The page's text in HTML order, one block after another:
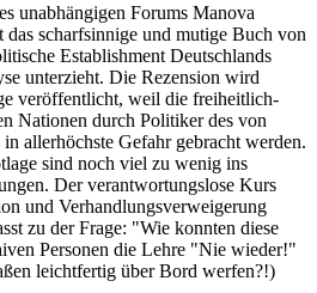
unabhängigen Forums Manova
das scharfsinnige und mutige Buch von
Establishment Deutschlands
unterzieht. Die Rezension wird
veröffentlicht, weil die freiheitlich-
Nationen durch Politiker des von
allerhöchste Gefahr gebracht werden.
sind noch viel zu wenig ins
Der verantwortungslose Kurs
und Verhandlungsverweigerung
zu der Frage: "Wie konnten diese
Personen die Lehre "Nie wieder!"
leichtfertig über Bord werfen?!)